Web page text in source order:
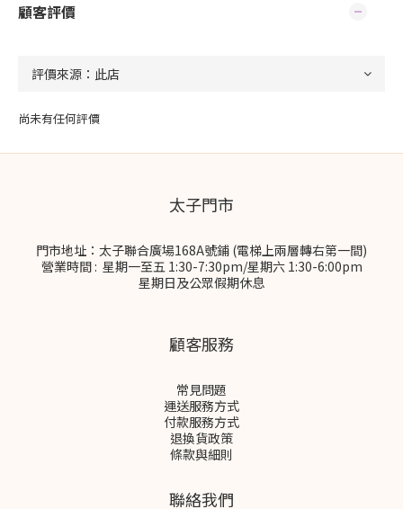
顧客評價
尚未有任何評價
太子門市
門市地址：太子聯合廣場168A號鋪 (電梯上兩層轉右第一間)
營業時間 : 星期一至五 1:30-7:30pm/星期六 1:30-6:00pm
星期日及公眾假期休息
顧客服務
常見問題
運送服務方式
付款服務方式
退換貨政策
條款與細則
聯絡我們